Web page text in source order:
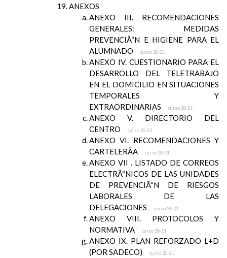
ANEXOS
ANEXO III. RECOMENDACIONES
GENERALES: MEDIDAS
PREVENCIÃ“N E HIGIENE PARA EL
ALUMNADO
curso 20-21
ANEXO IV. CUESTIONARIO PARA EL
DESARROLLO DEL TELETRABAJO
EN EL DOMICILIO EN SITUACIONES
TEMPORALES Y
EXTRAORDINARIAS
curso 20-21
ANEXO V. DIRECTORIO DEL
CENTRO
curso 20-21
ANEXO VI. RECOMENDACIONES Y
CARTELERÃA
curso 20-21
ANEXO VII . LISTADO DE CORREOS
ELECTRÃ“NICOS DE LAS UNIDADES
DE PREVENCIÃ“N DE RIESGOS
LABORALES DE LAS
DELEGACIONES
curso 20-21
ANEXO VIII. PROTOCOLOS Y
NORMATIVA
curso 20-21
ANEXO IX. PLAN REFORZADO L+D
(POR SADECO)
curso 20-21